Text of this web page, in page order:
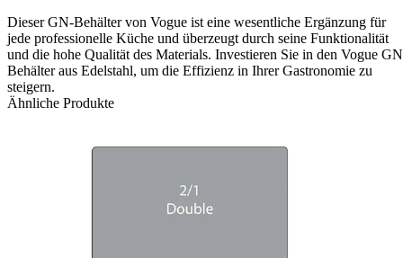
Dieser GN-Behälter von Vogue ist eine wesentliche Ergänzung für
jede professionelle Küche und überzeugt durch seine Funktionalität
und die hohe Qualität des Materials. Investieren Sie in den Vogue
Behälter aus Edelstahl, um die Effizienz in Ihrer Gastronomie zu
steigern.
Ähnliche Produkte